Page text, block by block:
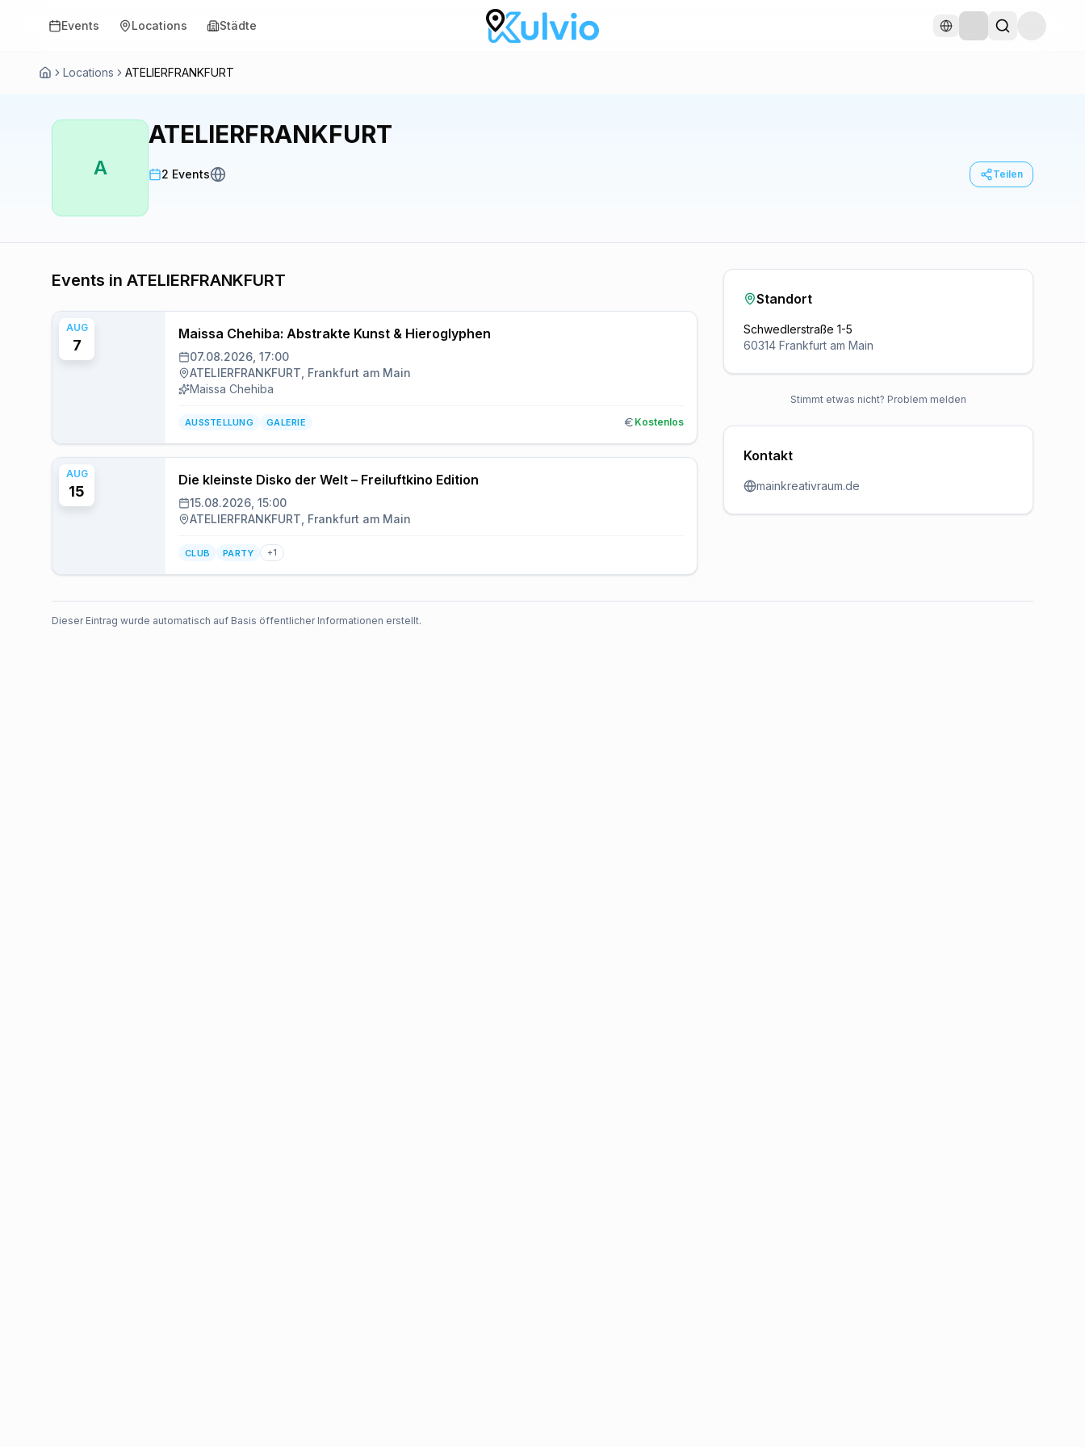
Events Locations Städte
Locations ATELIERFRANKFURT
A
ATELIERFRANKFURT
2 Events Teilen
Events in ATELIERFRANKFURT
AUG
7
Maissa Chehiba: Abstrakte Kunst & Hieroglyphen
07.08.2026, 17:00
ATELIERFRANKFURT, Frankfurt am Main
Maissa Chehiba
AUSSTELLUNG GALERIE Kostenlos
AUG
15
Die kleinste Disko der Welt – Freiluftkino Edition
15.08.2026, 15:00
ATELIERFRANKFURT, Frankfurt am Main
CLUB PARTY +1
Standort
Schwedlerstraße 1-5
60314 Frankfurt am Main
Stimmt etwas nicht? Problem melden
Kontakt
mainkreativraum.de
Dieser Eintrag wurde automatisch auf Basis öffentlicher Informationen erstellt.